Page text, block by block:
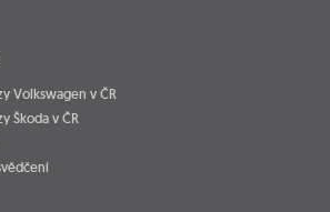
Volkswagen v ČR
Škoda v ČR